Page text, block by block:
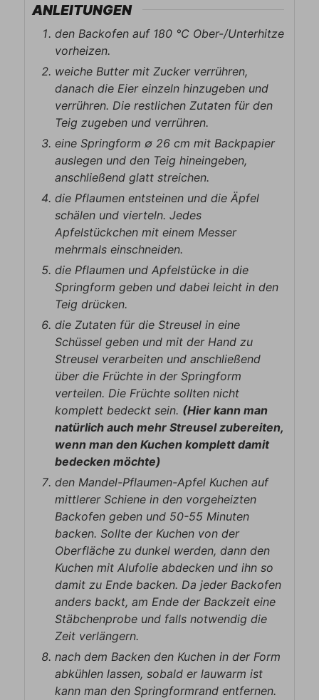
ANLEITUNGEN
den Backofen auf 180 ℃ Ober-/Unterhitze
vorheizen.
weiche Butter mit Zucker verrühren,
danach die Eier einzeln hinzugeben und
verrühren. Die restlichen Zutaten für den
Teig zugeben und verrühren.
eine Springform ∅ 26 cm mit Backpapier
auslegen und den Teig hineingeben,
anschließend glatt streichen.
die Pflaumen entsteinen und die Äpfel
schälen und vierteln. Jedes
Apfelstückchen mit einem Messer
mehrmals einschneiden.
die Pflaumen und Apfelstücke in die
Springform geben und dabei leicht in den
Teig drücken.
die Zutaten für die Streusel in eine
Schüssel geben und mit der Hand zu
Streusel verarbeiten und anschließend
über die Früchte in der Springform
verteilen. Die Früchte sollten nicht
komplett bedeckt sein. (Hier kann man
natürlich auch mehr Streusel zubereiten,
wenn man den Kuchen komplett damit
bedecken möchte)
den Mandel-Pflaumen-Apfel Kuchen auf
mittlerer Schiene in den vorgeheizten
Backofen geben und 50-55 Minuten
backen. Sollte der Kuchen von der
Oberfläche zu dunkel werden, dann den
Kuchen mit Alufolie abdecken und ihn so
damit zu Ende backen. Da jeder Backofen
anders backt, am Ende der Backzeit eine
Stäbchenprobe und falls notwendig die
Zeit verlängern.
nach dem Backen den Kuchen in der Form
abkühlen lassen, sobald er lauwarm ist
kann man den Springformrand entfernen.